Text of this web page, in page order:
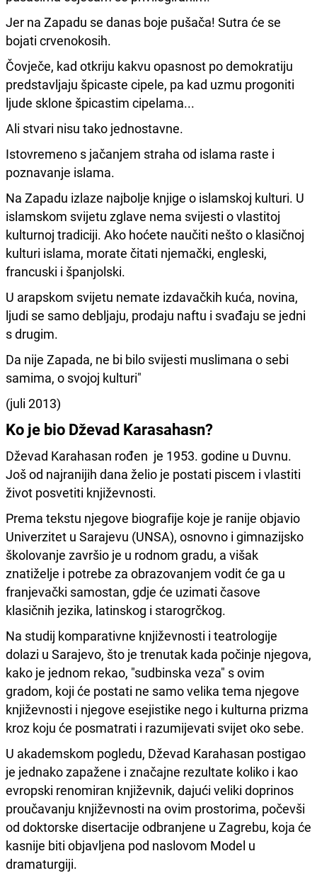
Jer na Zapadu se danas boje pušača! Sutra će se
bojati crvenokosih.
Čovječe, kad otkriju kakvu opasnost po demokratiju
predstavljaju špicaste cipele, pa kad uzmu progoniti
ljude sklone špicastim cipelama...
Ali stvari nisu tako jednostavne.
Istovremeno s jačanjem straha od islama raste i
poznavanje islama.
Na Zapadu izlaze najbolje knjige o islamskoj kulturi. U
islamskom svijetu zglave nema svijesti o vlastitoj
kulturnoj tradiciji. Ako hoćete naučiti nešto o klasičnoj
kulturi islama, morate čitati njemački, engleski,
francuski i španjolski.
U arapskom svijetu nemate izdavačkih kuća, novina,
ljudi se samo debljaju, prodaju naftu i svađaju se jedni
s drugim.
Da nije Zapada, ne bi bilo svijesti muslimana o sebi
samima, o svojoj kulturi"
(juli 2013)
Ko je bio Dževad Karasahasn?
Dževad Karahasan rođen je 1953. godine u Duvnu.
Još od najranijih dana želio je postati piscem i vlastiti
život posvetiti književnosti.
Prema tekstu njegove biografije koje je ranije objavio
Univerzitet u Sarajevu (UNSA), osnovno i gimnazijsko
školovanje završio je u rodnom gradu, a višak
znatiželje i potrebe za obrazovanjem vodit će ga u
franjevački samostan, gdje će uzimati časove
klasičnih jezika, latinskog i starogrčkog.
Na studij komparativne književnosti i teatrologije
dolazi u Sarajevo, što je trenutak kada počinje njegova,
kako je jednom rekao, "sudbinska veza" s ovim
gradom, koji će postati ne samo velika tema njegove
književnosti i njegove esejistike nego i kulturna prizma
kroz koju će posmatrati i razumijevati svijet oko sebe.
U akademskom pogledu, Dževad Karahasan postigao
je jednako zapažene i značajne rezultate koliko i kao
evropski renomiran književnik, dajući veliki doprinos
proučavanju književnosti na ovim prostorima, počevši
od doktorske disertacije odbranjene u Zagrebu, koja će
kasnije biti objavljena pod naslovom Model u
dramaturgiji.